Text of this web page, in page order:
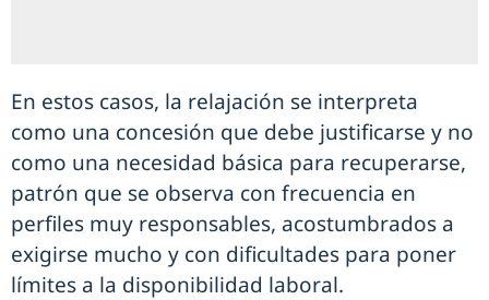
En estos casos, la relajación se interpreta
como una concesión que debe justificarse y no
como una necesidad básica para recuperarse,
patrón que se observa con frecuencia en
perfiles muy responsables, acostumbrados a
exigirse mucho y con dificultades para poner
límites a la disponibilidad laboral.